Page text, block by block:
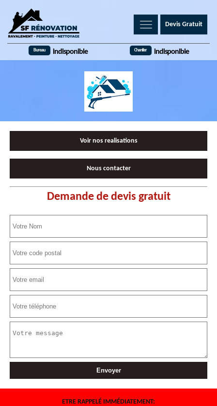
Devis Gratuit
Bureau indisponible Chantier indisponible
Voir nos realisations
Nous contacter
Demande de devis gratuit
ETRE RAPPELÉ IMMÉDIATEMENT: